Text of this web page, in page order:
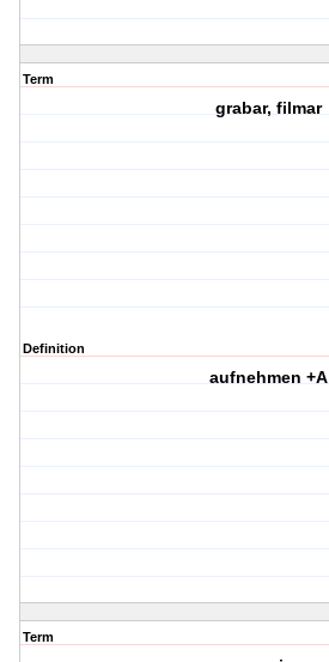
Term
grabar, filmar
Definition
aufnehmen +A
Term